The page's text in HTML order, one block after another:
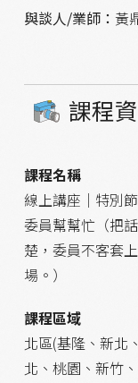
與談人/業師： 黃
課程
課程名稱
線上講座｜特別
委員幫幫忙（把
楚，委員不客套上
場。）
課程區域
北區(基隆、新北
北、桃園、新竹